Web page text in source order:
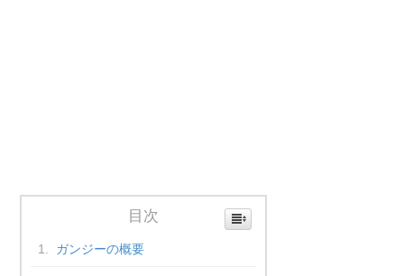
目次
ガンジーの概要